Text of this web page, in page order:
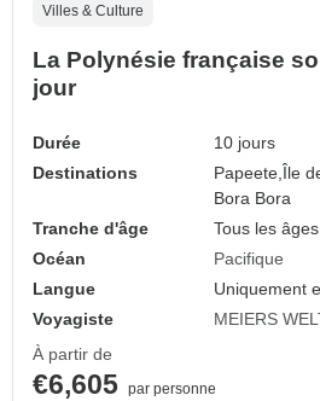
Villes & Culture
La Polynésie française
jour
Durée
10 jours
Destinations
Papeete, Île
Bora Bora
Tranche d'âge
Tous les
Océan
Pacifique
Langue
Uniquement
Voyagiste
MEIERS
À partir de
€6,605 par personne